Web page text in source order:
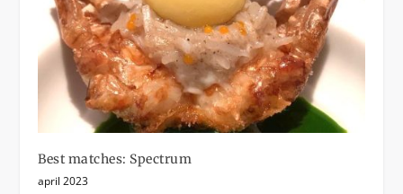
Best matches: Spectrum
april 2023